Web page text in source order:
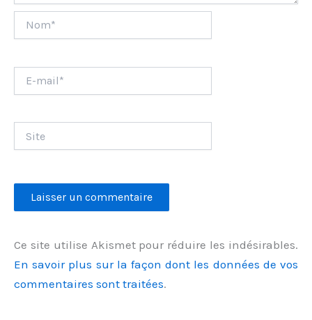
mail*
Ce site utilise Akismet pour réduire les indésirables.
En savoir plus sur la façon dont les données de vos
commentaires sont traitées.